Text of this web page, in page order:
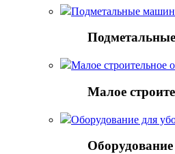
Подметальные
Малое строительное
Малое
Оборудование для